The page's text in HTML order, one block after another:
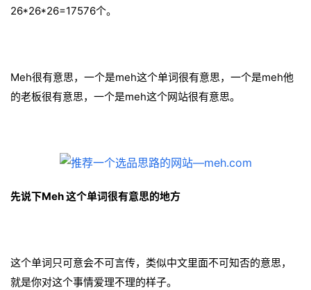
26*26*26=17576个。
Meh很有意思，一个是meh这个单词很有意思，一个是meh他
的老板很有意思，一个是meh这个网站很有意思。
先说下Meh 这个单词很有意思的地方
这个单词只可意会不可言传，类似中文里面不可知否的意思，
就是你对这个事情爱理不理的样子。